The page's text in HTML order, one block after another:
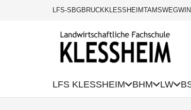
LFS-SBGBRUCKKLESSHEIMTAMSWEG
LFS KLESSHEIM BHM LW